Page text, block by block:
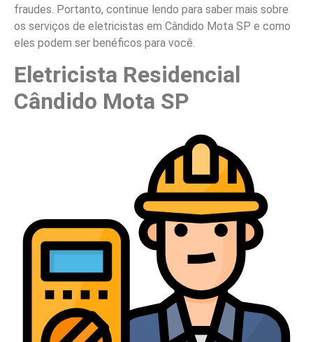
fraudes. Portanto, continue lendo para saber mais sobre
os serviços de eletricistas em Cândido Mota SP e como
eles podem ser benéficos para você.
Eletricista Residencial
Cândido Mota SP